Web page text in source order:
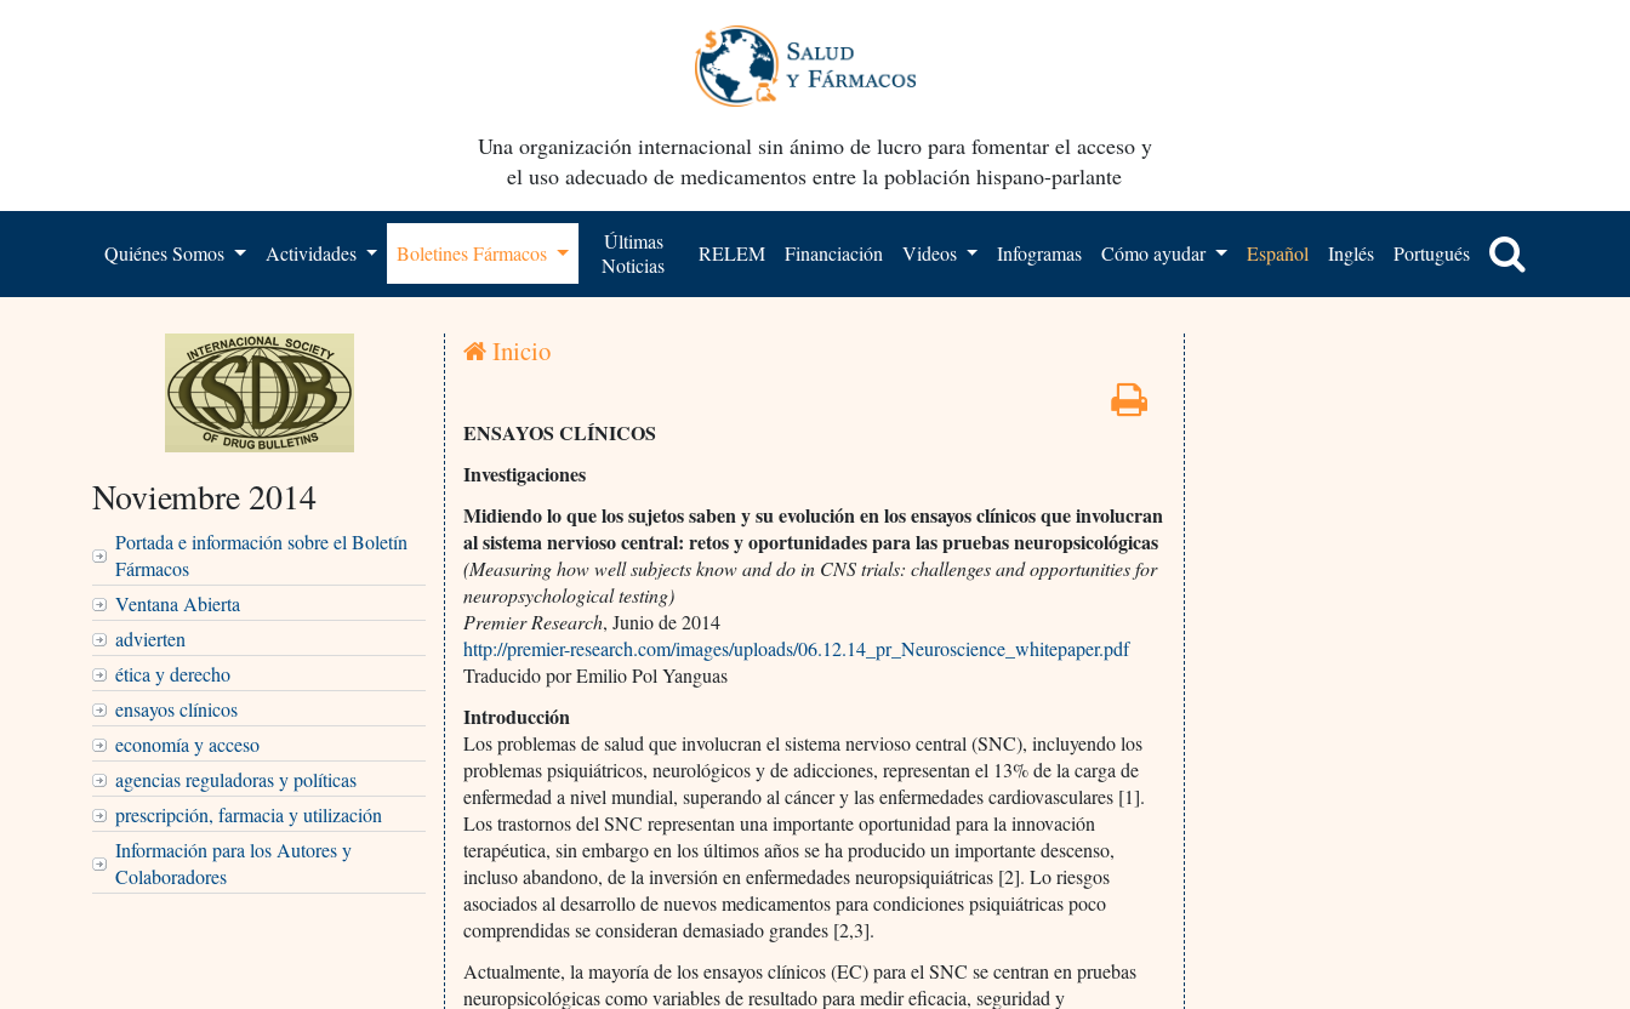
Una organización internacional sin ánimo de lucro para fomentar el acceso y
el uso adecuado de medicamentos entre la población hispano-parlante
Quiénes Somos Actividades Boletines Fármacos
Últimas
Noticias
RELEM Financiación Videos Infogramas Cómo ayudar Español Inglés Portugués
Noviembre 2014
Portada e información sobre el Boletín
Fármacos
Ventana Abierta
advierten
ética y derecho
ensayos clínicos
economía y acceso
agencias reguladoras y políticas
prescripción, farmacia y utilización
Información para los Autores y
Colaboradores
Inicio
ENSAYOS CLÍNICOS
Investigaciones
Midiendo lo que los sujetos saben y su evolución en los ensayos clínicos que involucran
al sistema nervioso central: retos y oportunidades para las pruebas neuropsicológicas
(Measuring how well subjects know and do in CNS trials: challenges and opportunities for
neuropsychological testing)
Premier Research, Junio de 2014
http://premier-research.com/images/uploads/06.12.14_pr_Neuroscience_whitepaper.pdf
Traducido por Emilio Pol Yanguas
Introducción
Los problemas de salud que involucran el sistema nervioso central (SNC), incluyendo los
problemas psiquiátricos, neurológicos y de adicciones, representan el 13% de la carga de
enfermedad a nivel mundial, superando al cáncer y las enfermedades cardiovasculares [1].
Los trastornos del SNC representan una importante oportunidad para la innovación
terapéutica, sin embargo en los últimos años se ha producido un importante descenso,
incluso abandono, de la inversión en enfermedades neuropsiquiátricas [2]. Lo riesgos
asociados al desarrollo de nuevos medicamentos para condiciones psiquiátricas poco
comprendidas se consideran demasiado grandes [2,3].
Actualmente, la mayoría de los ensayos clínicos (EC) para el SNC se centran en pruebas
neuropsicológicas como variables de resultado para medir eficacia, seguridad y